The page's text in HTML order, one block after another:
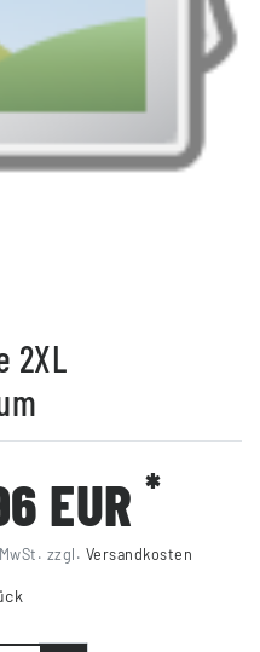
2XL
EUR*
zzgl. Versandkosten